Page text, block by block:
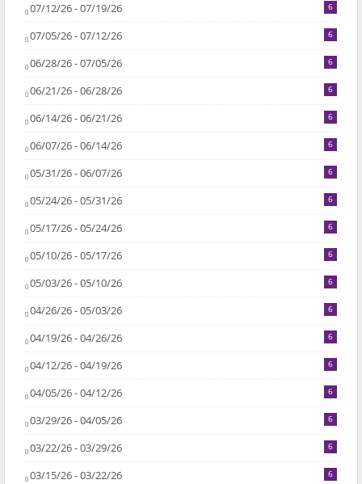
07/12/26 - 07/19/26 6
07/05/26 - 07/12/26 6
06/28/26 - 07/05/26 6
06/21/26 - 06/28/26 6
06/14/26 - 06/21/26 6
06/07/26 - 06/14/26 6
05/31/26 - 06/07/26 6
05/24/26 - 05/31/26 6
05/17/26 - 05/24/26 6
05/10/26 - 05/17/26 6
05/03/26 - 05/10/26 6
04/26/26 - 05/03/26 6
04/19/26 - 04/26/26 6
04/12/26 - 04/19/26 6
04/05/26 - 04/12/26 6
03/29/26 - 04/05/26 6
03/22/26 - 03/29/26 6
03/15/26 - 03/22/26 6